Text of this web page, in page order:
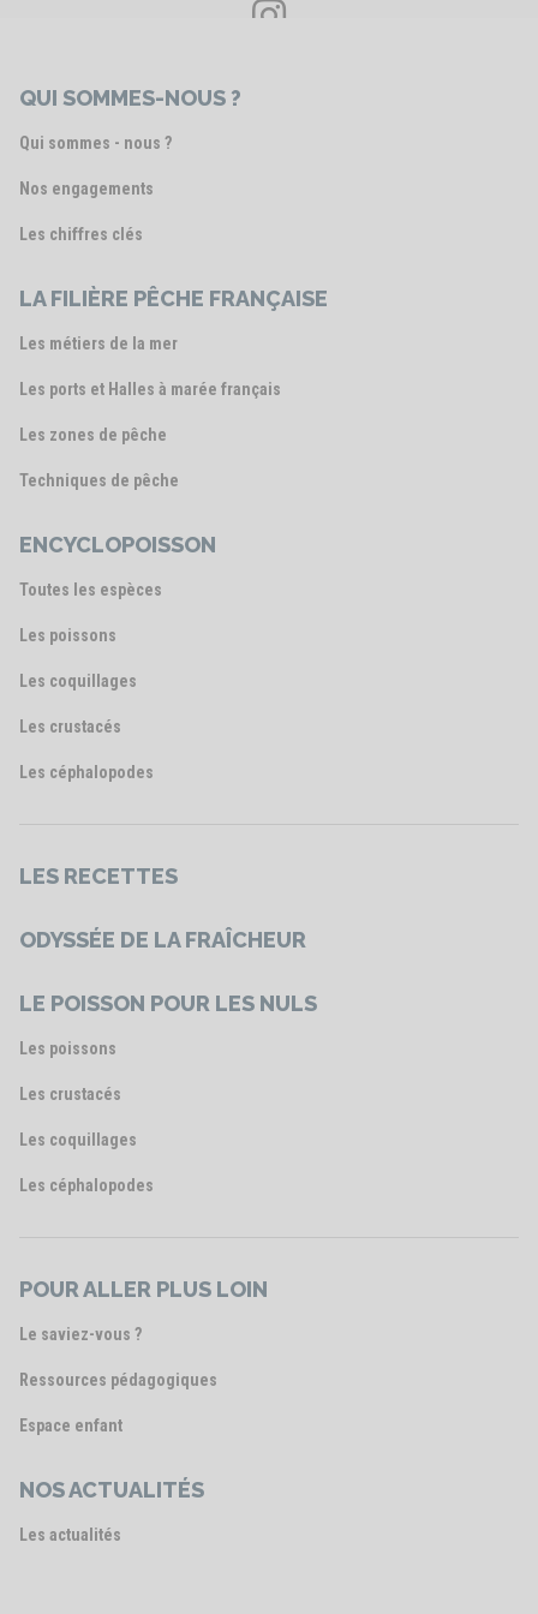
QUI SOMMES-NOUS ?
Qui sommes - nous ?
Nos engagements
Les chiffres clés
LA FILIÈRE PÊCHE FRANÇAISE
Les métiers de la mer
Les ports et Halles à marée français
Les zones de pêche
Techniques de pêche
ENCYCLOPOISSON
Toutes les espèces
Les poissons
Les coquillages
Les crustacés
Les céphalopodes
LES RECETTES
ODYSSÉE DE LA FRAÎCHEUR
LE POISSON POUR LES NULS
Les poissons
Les crustacés
Les coquillages
Les céphalopodes
POUR ALLER PLUS LOIN
Le saviez-vous ?
Ressources pédagogiques
Espace enfant
NOS ACTUALITÉS
Les actualités